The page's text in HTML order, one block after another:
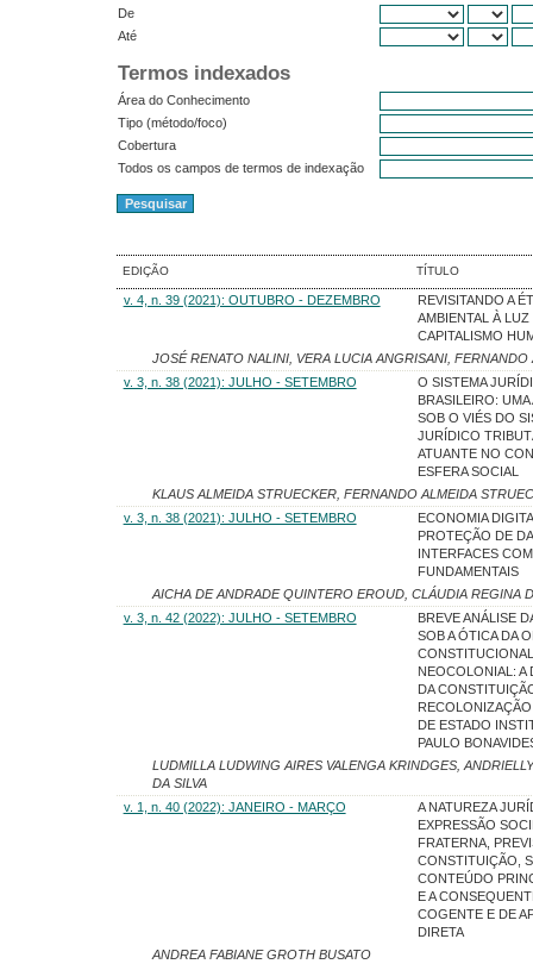
De
Até
Termos indexados
Área do Conhecimento
Tipo (método/foco)
Cobertura
Todos os campos de termos de indexação
EDIÇÃO TÍTULO
v. 4, n. 39 (2021): OUTUBRO - DEZEMBRO
REVISITANDO A
AMBIENTAL À LUZ
CAPITALISMO
JOSÉ RENATO NALINI, VERA LUCIA ANGRISANI,
v. 3, n. 38 (2021): JULHO - SETEMBRO
O SISTEMA
BRASILEIRO:
SOB O VIÉS DO
JURÍDICO
ATUANTE NO
ESFERA SOCIAL
KLAUS ALMEIDA STRUECKER, FERNANDO ALMEIDA
v. 3, n. 38 (2021): JULHO - SETEMBRO
ECONOMIA
PROTEÇÃO DE
INTERFACES
FUNDAMENTAIS
AICHA DE ANDRADE QUINTERO EROUD, CLÁUDIA REGINA
v. 3, n. 42 (2022): JULHO - SETEMBRO
BREVE ANÁLISE
SOB A ÓTICA DA
NEOCOLONIAL: A
DA
DE ESTADO
PAULO
LUDMILLA LUDWING AIRES VALENGA KRINDGES,
DA SILVA
v. 1, n. 40 (2022): JANEIRO - MARÇO
A NATUREZA
EXPRESSÃO
FRATERNA,
CONSTITUIÇÃO,
CONTEÚDO
E A
COGENTE E DE
DIRETA
ANDREA FABIANE GROTH BUSATO